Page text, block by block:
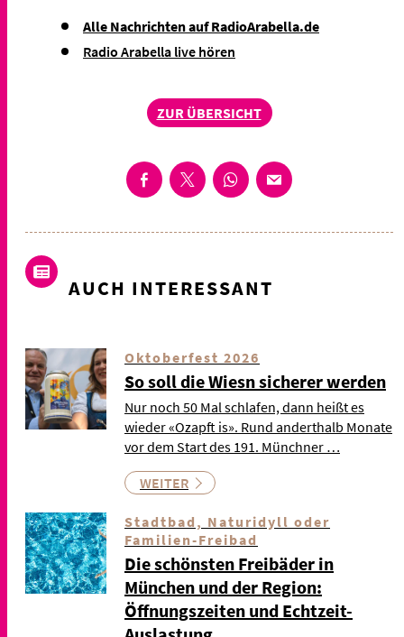
Alle Nachrichten auf RadioArabella.de
Radio Arabella live hören
ZUR ÜBERSICHT
AUCH INTERESSANT
Oktoberfest 2026
So soll die Wiesn sicherer werden
Nur noch 50 Mal schlafen, dann heißt es
wieder «Ozapft is». Rund anderthalb Monate
vor dem Start des 191. Münchner …
WEITER
Stadtbad, Naturidyll oder
Familien-Freibad
Die schönsten Freibäder in
München und der Region:
Öffnungszeiten und Echtzeit-